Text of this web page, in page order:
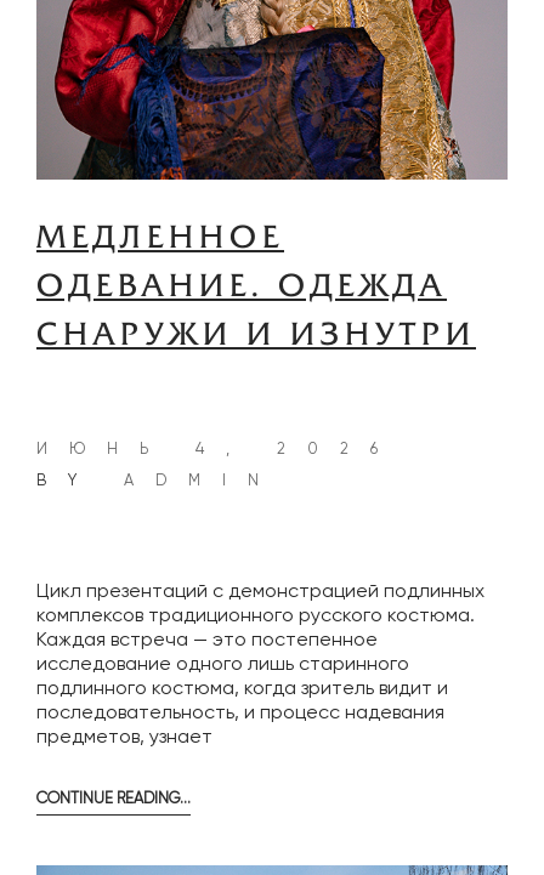
МЕДЛЕННОЕ
ОДЕВАНИЕ. ОДЕЖДА
СНАРУЖИ И ИЗНУТРИ
ИЮНЬ 4, 2026
BY ADMIN
Цикл презентаций с демонстрацией подлинных
комплексов традиционного русского костюма.
Каждая встреча — это постепенное
исследование одного лишь старинного
подлинного костюма, когда зритель видит и
последовательность, и процесс надевания
предметов, узнает
CONTINUE READING…